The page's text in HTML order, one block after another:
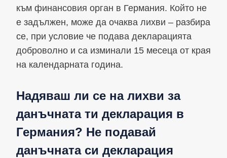
към финансовия орган в Германия. Който не
е задължен, може да очаква лихви – разбира
се, при условие че подава декларацията
доброволно и са изминали 15 месеца от края
на календарната година.
Надяваш ли се на лихви за
данъчната ти декларация в
Германия? Не подавай
данъчната си декларация